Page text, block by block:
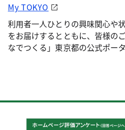
My TOKYO
利用者一人ひとりの興味関心や
をお届けするとともに、皆様の
なでつくる」東京都の公式ポー